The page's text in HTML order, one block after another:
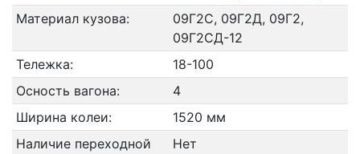
Материал кузова:
09Г2С, 09Г2Д, 09Г2,
09Г2СД-12
Тележка:
18-100
Осность вагона:
4
Ширина колеи:
1520 мм
Наличие переходной
Нет